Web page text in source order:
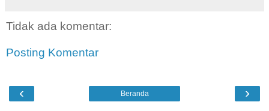
Tidak ada komentar:
Posting Komentar
‹ ›
Beranda